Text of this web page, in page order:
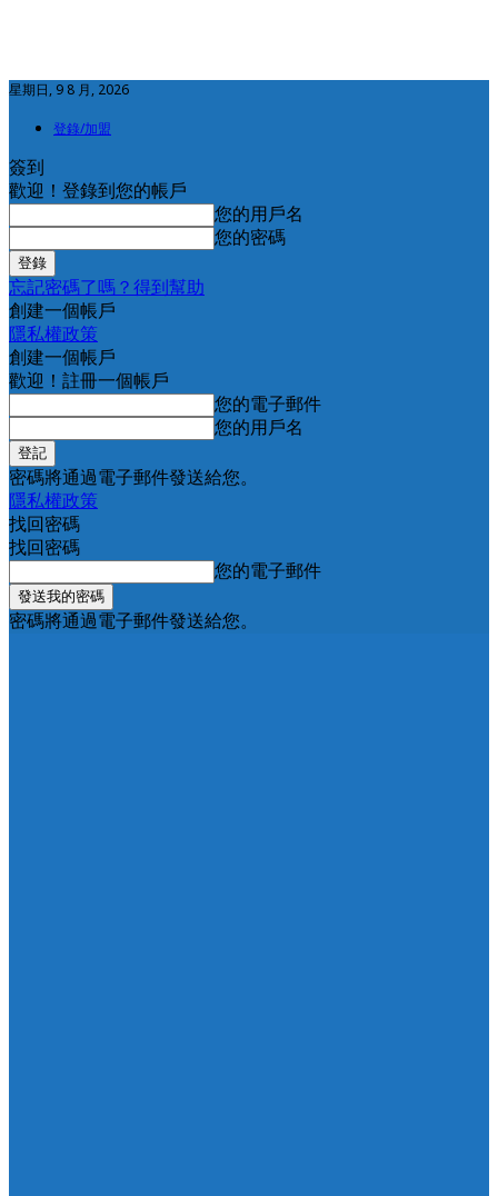
星期日, 9 8 月, 2026
登錄/加盟
簽到
歡迎！登錄到您的帳戶
您的用戶名
您的密碼
忘記密碼了嗎？得到幫助
創建一個帳戶
隱私權政策
創建一個帳戶
歡迎！註冊一個帳戶
您的電子郵件
您的用戶名
密碼將通過電子郵件發送給您。
隱私權政策
找回密碼
找回密碼
您的電子郵件
密碼將通過電子郵件發送給您。